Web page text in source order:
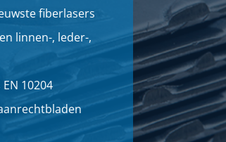
fiberlasers
linnen-, leder-,
10204